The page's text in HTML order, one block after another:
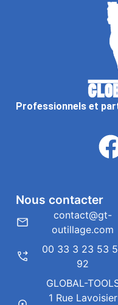
Professionnels et
Nous contacter
contact@gt-
outillage.com
00 33 3 23 53
92
GLOBAL-
1 Rue Lavoisier